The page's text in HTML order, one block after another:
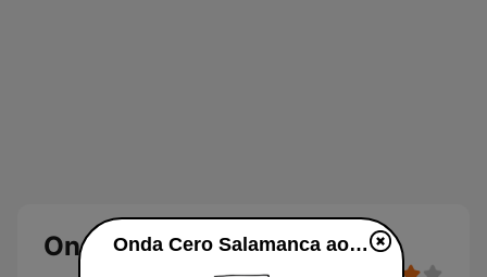
Onda Cero Salamanca Onda Cero Salamanca ao vivo